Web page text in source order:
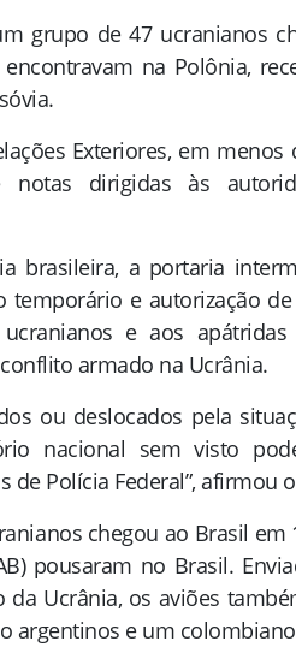
grupo de 47 ucranianos
na Polônia,
Exteriores, em
dirigidas às
brasileira, a portaria
temporário e autorização
e aos
armado na Ucrânia.
ou deslocados pela
nacional sem visto
de Polícia Federal”, afirmou
chegou ao Brasil
pousaram no Brasil.
Ucrânia, os aviões
argentinos e um